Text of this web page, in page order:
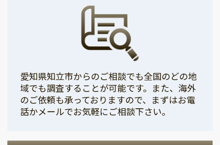
愛知県知立市からのご相談でも全国のどの地
域でも調査することが可能です。また、海外
のご依頼も承っておりますので、まずはお電
話かメールでお気軽にご相談下さい。